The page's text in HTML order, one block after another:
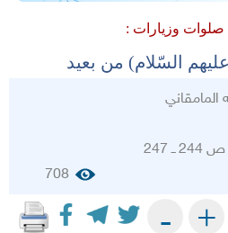
صلوات وزيارات :
السّلام) من بعيد
المامقاني
708
+
-